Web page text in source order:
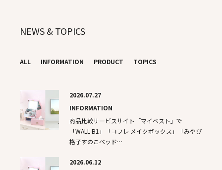
NEWS & TOPICS
ALL INFORMATION PRODUCT TOPICS
2026.07.27
INFORMATION
商品比較サービスサイト「マイベスト」で
「WALL B1」「コフレ メイクボックス」「みやび
格子すのこベッド…
2026.06.12